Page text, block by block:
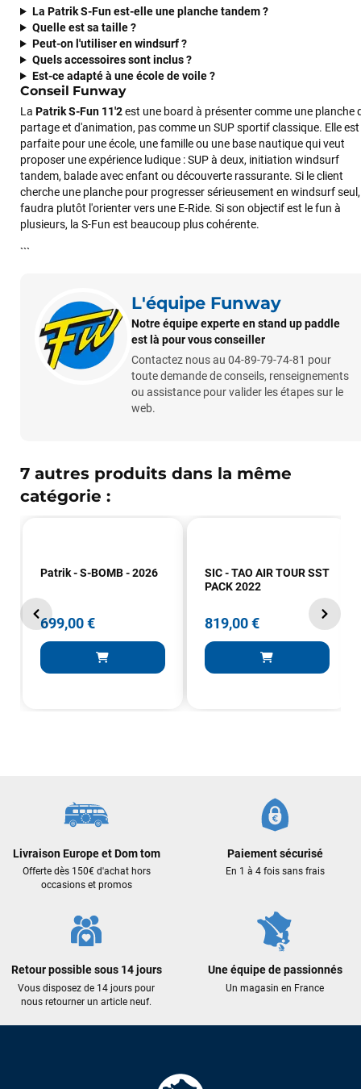
La Patrik S-Fun est-elle une planche tandem ?
Quelle est sa taille ?
Peut-on l'utiliser en windsurf ?
Quels accessoires sont inclus ?
Est-ce adapté à une école de voile ?
Conseil Funway
La Patrik S-Fun 11'2est une board à présenter comme une planche
partage et d'animation, pas comme un SUP sportif classique. Elle est
parfaite pour une école, une famille ou une base nautique qui veut
proposer une expérience ludique : SUP à deux, initiation windsurf
tandem, balade avec enfant ou découverte rassurante. Si le client
cherche une planche pour progresser sérieusement en windsurf
faudra plutôt l'orienter vers une E-Ride. Si son objectif est le fun à
plusieurs, la S-Fun est beaucoup plus cohérente.
```
L'équipe Funway
Notre équipe experte en stand up paddle
est là pour vous conseiller
Contactez nous au 04-89-79-74-81 pour
toute demande de conseils, renseignements
ou assistance pour valider les étapes sur le
web.
7 autres produits dans la même
catégorie :
Patrik - S-BOMB - 2026
699,00 €
SIC - TAO AIR TOUR SST
PACK 2022
819,00 €
Livraison Europe et Dom tom
Offerte dès 150€ d'achat hors
occasions et promos
Paiement sécurisé
En 1 à 4 fois sans frais
Retour possible sous 14 jours
Vous disposez de 14 jours pour
nous retourner un article neuf.
Une équipe de passionnés
Un magasin en France